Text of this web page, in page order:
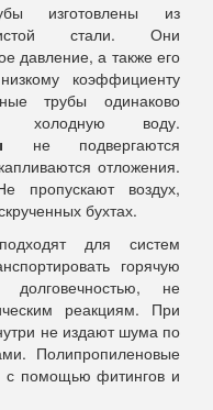
изготовлены из
стали. Они
давление, а также его
коэффициенту
трубы одинаково
холодную воду.
не подвергаются
отложения.
воздух,
бухтах.
для систем
горячую
не
реакциям. При
не издают шума по
Полипропиленовые
с помощью фитингов и